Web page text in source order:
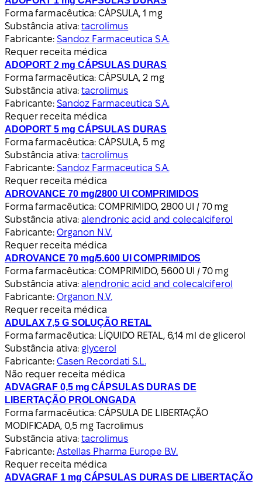
Forma farmacêutica: CÁPSULA, 1 mg
Substância ativa:tacrolimus
Fabricante: Sandoz Farmaceutica S.A.
Requer receita médica
ADOPORT 2 mg CÁPSULAS DURAS
Forma farmacêutica: CÁPSULA, 2 mg
Substância ativa:tacrolimus
Fabricante: Sandoz Farmaceutica S.A.
Requer receita médica
ADOPORT 5 mg CÁPSULAS DURAS
Forma farmacêutica: CÁPSULA, 5 mg
Substância ativa:tacrolimus
Fabricante: Sandoz Farmaceutica S.A.
Requer receita médica
ADROVANCE 70 mg/2800 UI COMPRIMIDOS
Forma farmacêutica: COMPRIMIDO, 2800 UI / 70 mg
Substância ativa:alendronic acid and colecalciferol
Fabricante: Organon N.V.
Requer receita médica
ADROVANCE 70 mg/5.600 UI COMPRIMIDOS
Forma farmacêutica: COMPRIMIDO, 5600 UI / 70 mg
Substância ativa:alendronic acid and colecalciferol
Fabricante: Organon N.V.
Requer receita médica
ADULAX 7,5 G SOLUÇÃO RETAL
Forma farmacêutica: LÍQUIDO RETAL, 6,14 ml de glicerol
Substância ativa: glycerol
Fabricante: Casen Recordati S.L.
Não requer receita médica
ADVAGRAF 0,5 mg CÁPSULAS DURAS DE
LIBERTAÇÃO PROLONGADA
Forma farmacêutica: CÁPSULA DE LIBERTAÇÃO
MODIFICADA, 0,5 mg Tacrolimus
Substância ativa:tacrolimus
Fabricante: Astellas Pharma Europe B.V.
Requer receita médica
ADVAGRAF 1 mg CÁPSULAS DURAS DE LIBERTAÇÃO